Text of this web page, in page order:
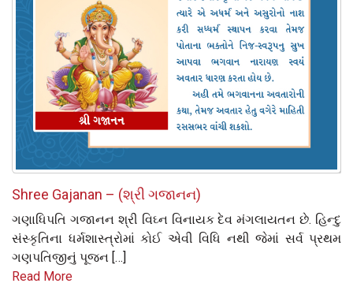
Shree Gajanan – (શ્રી ગજાનન)
ગણાધિપતિ ગજાનન શ્રી વિઘ્ન વિનાયક દેવ મંગલાયતન છે. હિન્દુ
સંસ્કૃતિના ધર્મશાસ્ત્રોમાં કોઈ એવી વિધિ નથી જેમાં સર્વ પ્રથમ
ગણપતિજીનું પૂજન […]
Read More